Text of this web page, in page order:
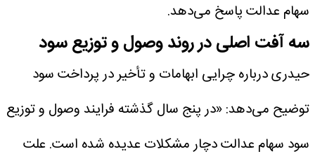
سهام عدالت پاسخ می‌دهد.
سه آفت اصلی در روند وصول و توزیع سود
حیدری درباره چرایی ابهامات و تأخیر در پرداخت سود
توضیح می‌دهد: «در پنج سال گذشته فرایند وصول و توزیع
سود سهام عدالت دچار مشکلات عدیده شده است. علت